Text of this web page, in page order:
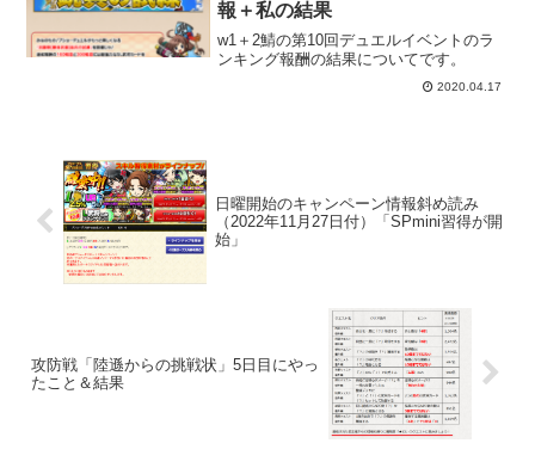
報＋私の結果
w1＋2鯖の第10回デュエルイベントのラ
ンキング報酬の結果についてです。
2020.04.17
日曜開始のキャンペーン情報斜め読み
（2022年11月27日付）「SPmini習得が開
始」
攻防戦「陸遜からの挑戦状」5日目にやっ
たこと＆結果